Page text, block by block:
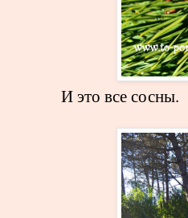
И это все сосны.